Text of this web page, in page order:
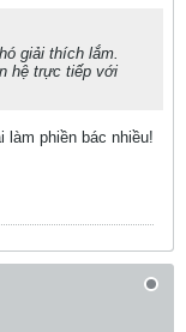
giải thích lắm.
hệ trực tiếp với
làm phiền bác nhiều!